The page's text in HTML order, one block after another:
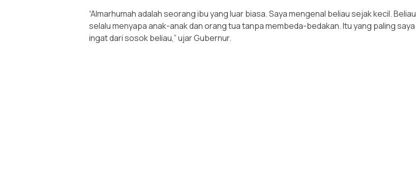
“Almarhumah adalah seorang ibu yang luar biasa. Saya mengenal beliau sejak kecil. Beliau
selalu menyapa anak-anak dan orang tua tanpa membeda-bedakan. Itu yang paling saya
ingat dari sosok beliau,” ujar Gubernur.